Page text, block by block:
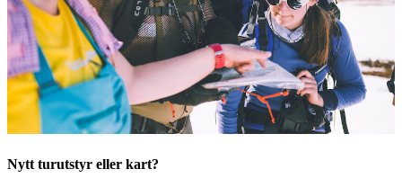
Nytt turutstyr eller kart?